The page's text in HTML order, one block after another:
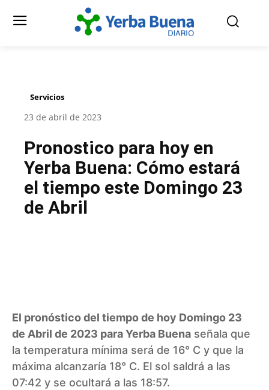
Servicios
23 de abril de 2023
Pronostico para hoy en
Yerba Buena: Cómo estará
el tiempo este Domingo 23
de Abril
El pronóstico del tiempo de hoy Domingo 23
de Abril de 2023 para Yerba Buena señala que
la temperatura mínima será de 16° C y que la
máxima alcanzaría 18° C. El sol saldrá a las
07:42 y se ocultará a las 18:57.